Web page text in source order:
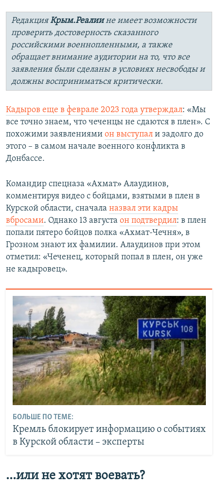
РедакцияКрым.Реалиине имеет возможности
проверить достоверность сказанного
российскими военнопленными, а также
обращает внимание аудитории на то, что все
заявления были сделаны в условиях несвободы и
должны восприниматься критически.
Кадыров еще в феврале 2023 года утверждал: «Мы
все точно знаем, что чеченцы не сдаются в плен». С
похожими заявлениями он выступал и задолго до
этого – в самом начале военного конфликта в
Донбассе.
Командир спецназа «Ахмат» Алаудинов,
комментируя видео с бойцами, взятыми в плен в
Курской области, сначала назвал эти кадры
вбросами. Однако 13 августа он подтвердил: в плен
попали пятеро бойцов полка «Ахмат-Чечня», в
Грозном знают их фамилии. Алаудинов при этом
отметил: «Чеченец, который попал в плен, он уже
не кадыровец».
БОЛЬШЕ ПО ТЕМЕ:
Кремль блокирует информацию о событиях
в Курской области – эксперты
...или не хотят воевать?